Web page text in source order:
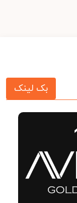
بک لینک